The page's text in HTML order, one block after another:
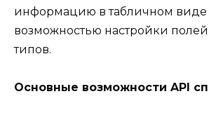
информацию в табличном виде
возможностью настройки
типов.
Основные возможности API